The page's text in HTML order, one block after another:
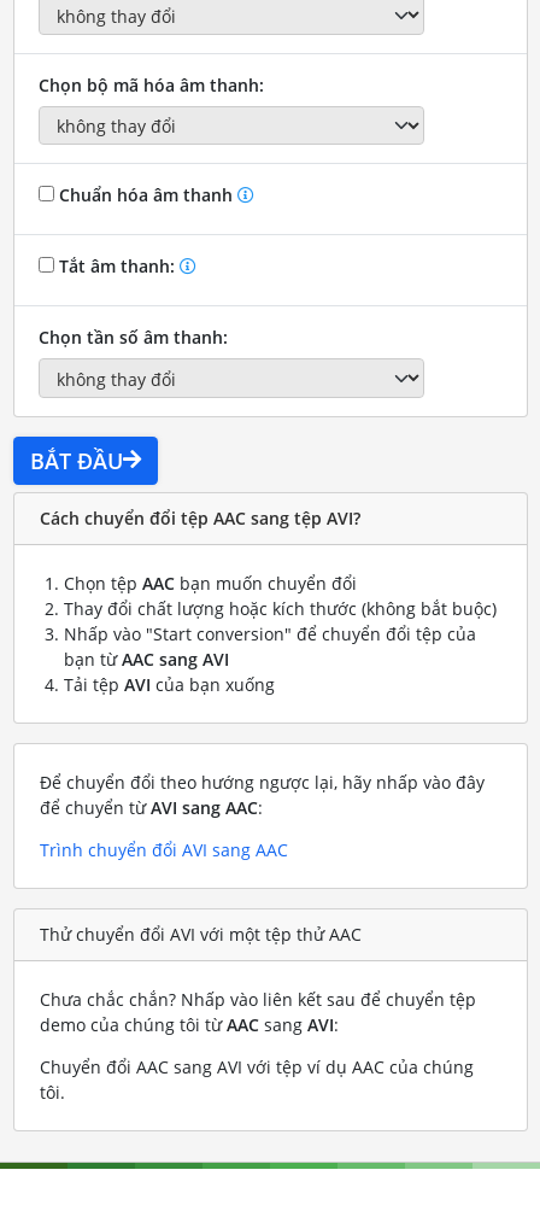
Chọn bộ mã hóa âm thanh:
Chuẩn hóa âm thanh
Tắt âm thanh:
Chọn tần số âm thanh:
BẮT ĐẦU
Cách chuyển đổi tệp AAC sang tệp AVI?
Chọn tệp AACbạn muốn chuyển đổi
Thay đổi chất lượng hoặc kích thước (không bắt buộc)
Nhấp vào "Start conversion" để chuyển đổi tệp của
bạn từAAC sang AVI
Tải tệp AVI của bạn xuống
Để chuyển đổi theo hướng ngược lại, hãy nhấp vào đây
để chuyển từAVI sang AAC:
Trình chuyển đổi AVI sang AAC
Thử chuyển đổi AVI với một tệp thử AAC
Chưa chắc chắn? Nhấp vào liên kết sau để chuyển tệp
demo của chúng tôi từAACsang AVI:
Chuyển đổi AAC sang AVI với tệp ví dụ AAC của chúng
tôi.